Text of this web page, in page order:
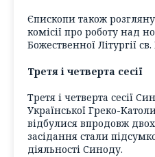
Єпископи також
комісії про роботу над
Божественної Літургії
Третя і четверта сесії
Третя і четверта сесії
Української Греко-
відбулися впродовж
засідання стали
діяльності Синоду.